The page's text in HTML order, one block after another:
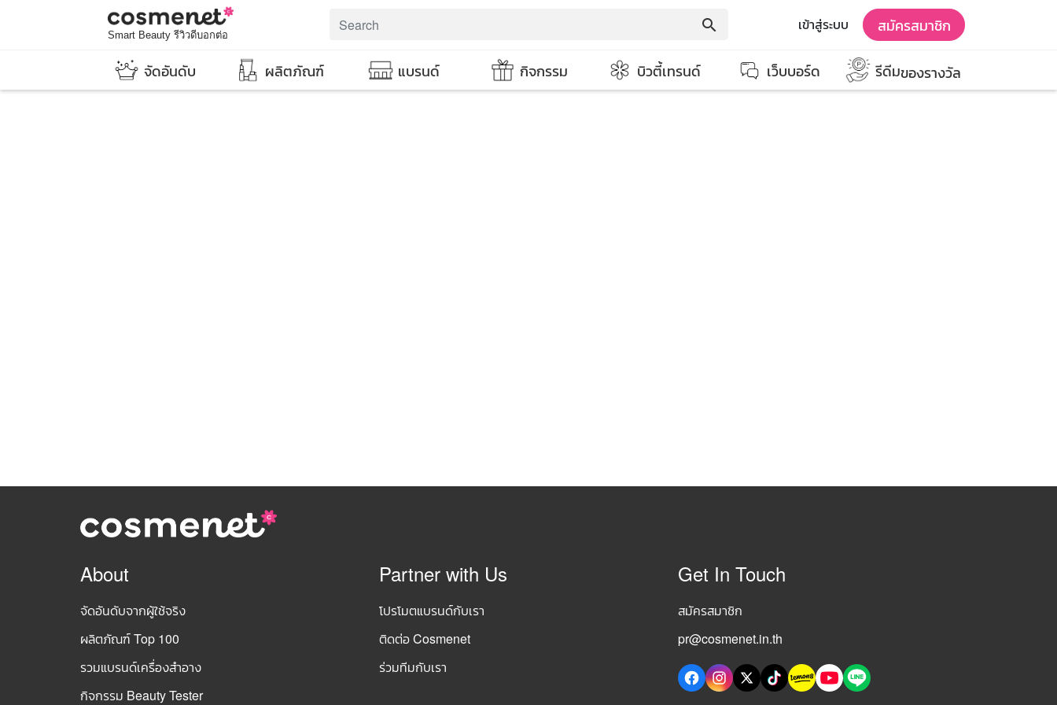
Smart Beauty รีวิวดีบอกต่อ
search เข้าสู่ระบบ สมัครสมาชิก
จัดอันดับ ผลิตภัณฑ์ แบรนด์ กิจกรรม บิวตี้เทรนด์ เว็บบอร์ด รีดีมของรางวัล
About
จัดอันดับจากผู้ใช้จริง
ผลิตภัณฑ์ Top 100
รวมแบรนด์เครื่องสำอาง
กิจกรรม Beauty Tester
Partner with Us
โปรโมตแบรนด์กับเรา
ติดต่อ Cosmenet
ร่วมทีมกับเรา
Get In Touch
สมัครสมาชิก
pr@cosmenet.in.th